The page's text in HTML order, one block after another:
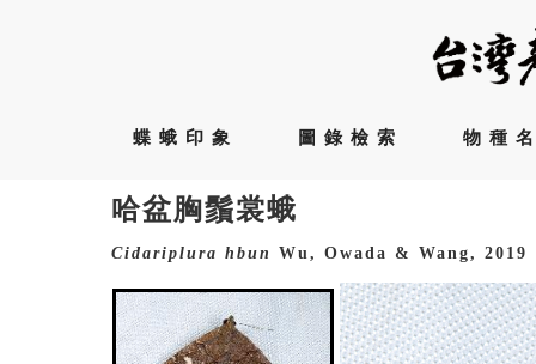
蝶蛾印象 圖錄檢索 物種
哈盆胸鬚裳蛾
Cidariplura hbun Wu, Owada & Wang, 2019